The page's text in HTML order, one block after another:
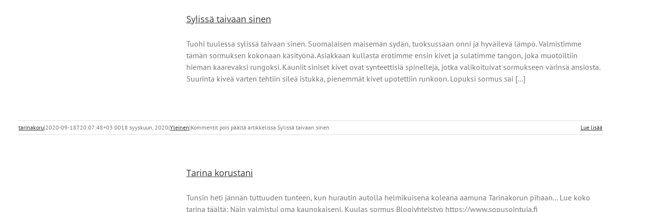
Sylissä taivaan sinen
Tuohi tuulessa sylissä taivaan sinen. Suomalaisen maiseman sydän, tuoksussaan onni ja hyväilevä lämpö. Valmistimme
tämän sormuksen kokonaan käsityönä. Asiakkaan kullasta erotimme ensin kivet ja sulatimme tangon, joka muotoiltiin
hieman kaarevaksi rungoksi. Kauniit siniset kivet ovat synteettisiä spinellejä, jotka valikoituivat sormukseen värinsä ansiosta.
Suurinta kiveä varten tehtiin sileä istukka, pienemmät kivet upotettiin runkoon. Lopuksi sormus sai [...]
tarinakoru|2020-09-18T20:07:48+03:0018 syyskuun, 2020|Yleinen|Kommentit pois päältä artikkelissa Sylissä taivaan sinen Lue lisää
Tarina korustani
Tunsin heti jännän tuttuuden tunteen, kun hurautin autolla helmikuisena koleana aamuna Tarinakorun pihaan... Lue koko
tarina täältä: Näin valmistui oma kaunokaiseni, Kuulas sormus Blogiyhteistyö https://www.sopusointuja.fi